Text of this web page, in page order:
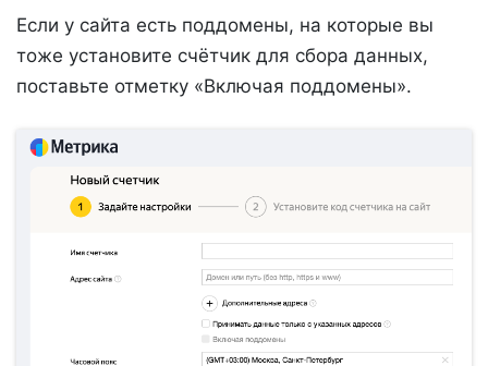
Если у сайта есть поддомены, на которые вы
тоже установите счётчик для сбора данных,
поставьте отметку «Включая поддомены».